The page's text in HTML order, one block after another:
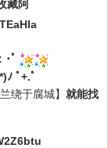
藏阿
･ﾟ
ﾉ ﾟ+.ﾟ
绕于腐城】 就能找